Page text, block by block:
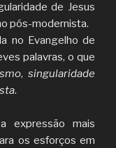
de Jesus
pós-modernista.
no Evangelho de
palavras, o que
, singularidade
.
expressão mais
os esforços em